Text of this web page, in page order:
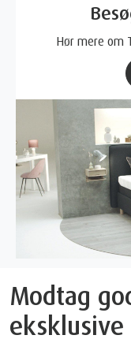
Hør mere om
Modtag